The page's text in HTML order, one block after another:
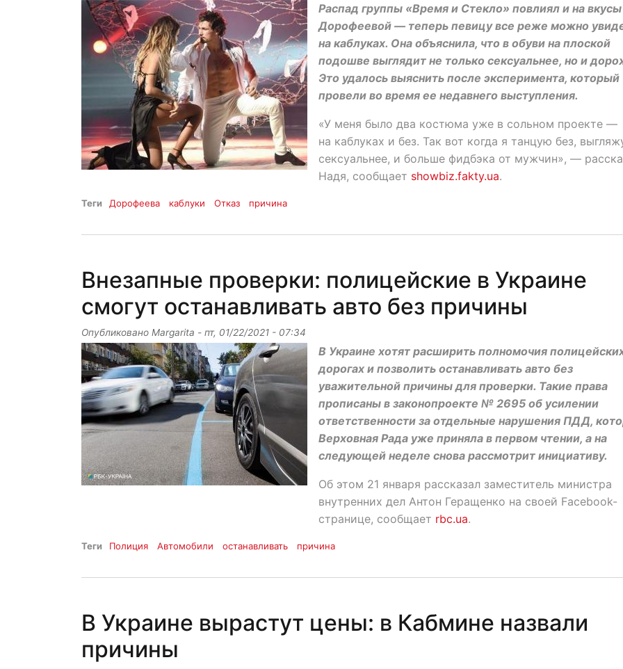
Распад группы «Время и Стекло» повлиял и на
Дорофеевой — теперь певицу все реже можно
на каблуках. Она объяснила, что в обуви на плоской
подошве выглядит не только сексуальнее, но и
Это удалось выяснить после эксперимента, который
провели во время ее недавнего выступления.
«У меня было два костюма уже в сольном проекте —
на каблуках и без. Так вот когда я танцую без,
сексуальнее, и больше фидбэка от мужчин», —
Надя, сообщает showbiz.fakty.ua.
Теги Дорофеева каблуки Отказ причина
Внезапные проверки: полицейские в Украине
смогут останавливать авто без причины
Опубликовано Margarita - пт, 01/22/2021 - 07:34
В Украине хотят расширить полномочия
дорогах и позволить останавливать авто без
уважительной причины для проверки. Такие права
прописаны в законопроекте № 2695 об усилении
ответственности за отдельные нарушения ПДД,
Верховная Рада уже приняла в первом чтении, а на
следующей неделе снова рассмотрит инициативу.
Об этом 21 января рассказал заместитель министра
внутренних дел Антон Геращенко на своей Facebook-
странице, сообщает rbc.ua.
Теги Полиция Автомобили останавливать причина
В Украине вырастут цены: в Кабмине назвали
причины